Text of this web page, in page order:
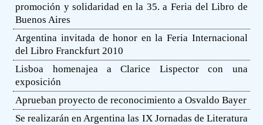
promoción y solidaridad en la 35. a Feria del Libro de
Buenos Aires
Argentina invitada de honor en la Feria Internacional
del Libro Franckfurt 2010
Lisboa homenajea a Clarice Lispector con una
exposición
Aprueban proyecto de reconocimiento a Osvaldo Bayer
Se realizarán en Argentina las IX Jornadas de Literatura